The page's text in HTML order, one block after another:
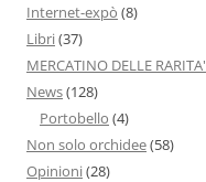
Internet-expò (8)
Libri(37)
MERCATINO DELLE RARITA'
News(128)
Portobello (4)
Non solo orchidee(58)
Opinioni(28)